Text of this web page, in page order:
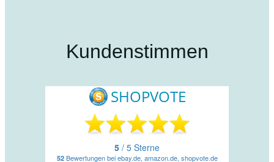
Kundenstimmen